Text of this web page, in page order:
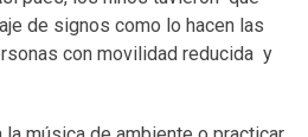
de signos como lo hacen las
con movilidad reducida y